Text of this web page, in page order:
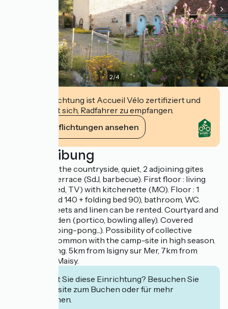
2/4
Diese Einrichtung ist Accueil Vélo zertifiziert und
verpflichtet sich, Radfahrer zu empfangen.
Ihre Verpflichtungen ansehen
Beschreibung
LE FOUR - In the countryside, quiet, 2 adjoining gites
with private terrace (SdJ, barbecue). First floor : living
room (sofa bed, TV) with kitchenette (MO). Floor : 1
bedroom (bed 140 + folding bed 90), bathroom, WC.
Baby bed. Sheets and linen can be rented. Courtyard and
enclosed garden (portico, bowling alley). Covered
playground (ping-pong...). Possibility of collective
restoration common with the camp-site in high season.
Private parking. 5km from Isigny sur Mer, 7km from
Grandcamp-Maisy.
Interessiert Sie diese Einrichtung? Besuchen Sie
deren Website zum Buchen oder für mehr
Informationen.